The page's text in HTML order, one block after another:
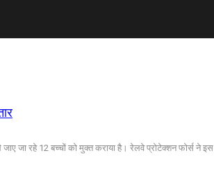
जा रहे 12 बच्चों को मुक्त कराया है। रेलवे प्रोटेक्शन फोर्स ने इस